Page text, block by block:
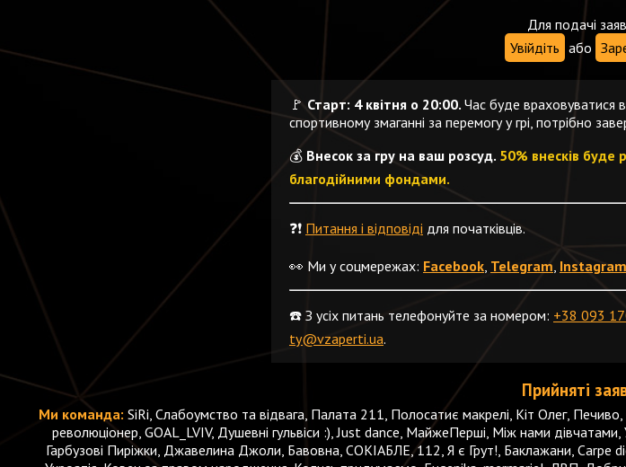
Для подачі
Увійдіть або
🚩 Старт: 4 квітня о 20:00. Час буде враховуватися
спортивному змаганні за перемогу у грі, потрібно
💰 Внесок за гру на ваш розсуд. 50% внесків буде
благодійними фондами.
❓❗️ Питання і відповіді для початківців.
👀 Ми у соцмережах: Facebook Telegram Instagram
☎️ З усіх питань телефонуйте за номером: +38 093
ty@vzaperti.ua.
Прийняті
Ми команда: SiRi, Слабоумство та відвага, Палата 211, Полосатиє макрелі, Кіт Олег,
революціонер, GOAL_LVIV, Душевні гульвіси :), Just dance, МайжеПерші, Між нами
Гарбузові Пиріжки, Джавелина Джоли, Бавовна, СОКІАБЛЕ, 112, Я є Грут!, Баклажани, Carpe